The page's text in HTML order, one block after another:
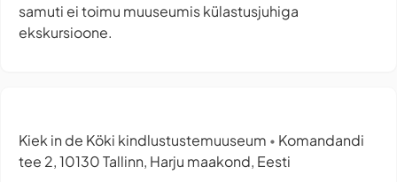
samuti ei toimu muuseumis külastusjuhiga
ekskursioone.
Kiek in de Köki kindlustustemuuseum • Komandandi
tee 2, 10130 Tallinn, Harju maakond, Eesti